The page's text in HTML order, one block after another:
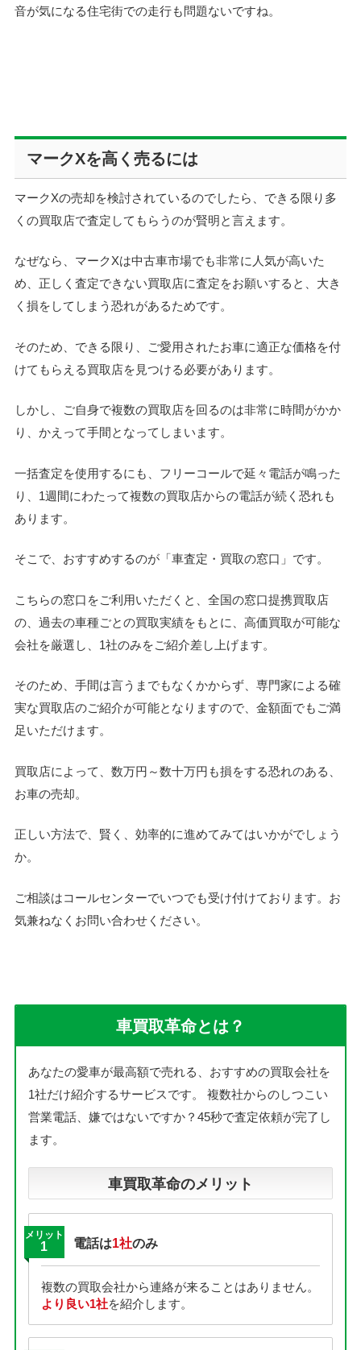
音が気になる住宅街での走行も問題ないですね。
マークXを高く売るには
マークXの売却を検討されているのでしたら、できる限り多
くの買取店で査定してもらうのが賢明と言えます。
なぜなら、マークXは中古車市場でも非常に人気が高いた
め、正しく査定できない買取店に査定をお願いすると、大き
く損をしてしまう恐れがあるためです。
そのため、できる限り、ご愛用されたお車に適正な価格を付
けてもらえる買取店を見つける必要があります。
しかし、ご自身で複数の買取店を回るのは非常に時間がかか
り、かえって手間となってしまいます。
一括査定を使用するにも、フリーコールで延々電話が鳴った
り、1週間にわたって複数の買取店からの電話が続く恐れも
あります。
そこで、おすすめするのが「車査定・買取の窓口」です。
こちらの窓口をご利用いただくと、全国の窓口提携買取店
の、過去の車種ごとの買取実績をもとに、高価買取が可能な
会社を厳選し、1社のみをご紹介差し上げます。
そのため、手間は言うまでもなくかからず、専門家による確
実な買取店のご紹介が可能となりますので、金額面でもご満
足いただけます。
買取店によって、数万円～数十万円も損をする恐れのある、
お車の売却。
正しい方法で、賢く、効率的に進めてみてはいかがでしょう
か。
ご相談はコールセンターでいつでも受け付けております。お
気兼ねなくお問い合わせください。
車買取革命とは？
あなたの愛車が最高額で売れる、おすすめの買取会社を
1社だけ紹介するサービスです。
複数社からのしつこい
営業電話、嫌ではないですか？45秒で査定依頼が完了し
ます。
車買取革命のメリット
メリット
1 電話は1社のみ
複数の買取会社から連絡が来ることはありません。
より良い1社を紹介します。